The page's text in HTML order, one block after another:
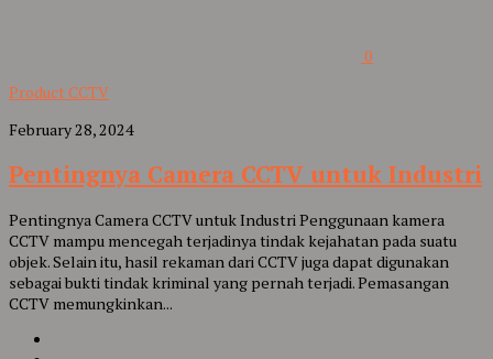
0
Product CCTV
February 28, 2024
Pentingnya Camera CCTV untuk Industri
Pentingnya Camera CCTV untuk Industri Penggunaan kamera
CCTV mampu mencegah terjadinya tindak kejahatan pada suatu
objek. Selain itu, hasil rekaman dari CCTV juga dapat digunakan
sebagai bukti tindak kriminal yang pernah terjadi. Pemasangan
CCTV memungkinkan...